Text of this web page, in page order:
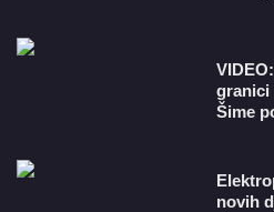
granici
Šime
novih